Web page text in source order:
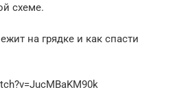
схеме.
на грядке и как спасти